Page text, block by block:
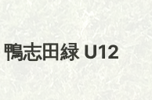
鴨志田緑 U12